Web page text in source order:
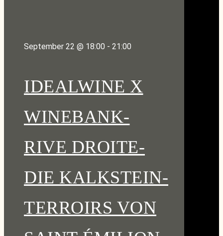
September 22 @ 18:00 - 21:00
IDEALWINE X
WINEBANK-
RIVE DROITE-
DIE KALKSTEIN-
TERROIRS VON